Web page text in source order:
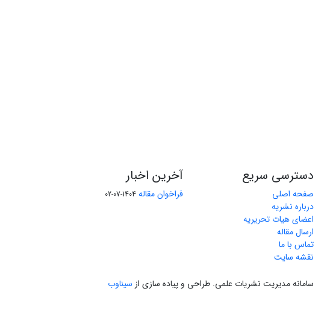
دسترسی سریع
صفحه اصلی
درباره نشریه
اعضای هیات تحریریه
ارسال مقاله
تماس با ما
نقشه سایت
آخرین اخبار
فراخوان مقاله 1404-07-02
سامانه مدیریت نشریات علمی. طراحی و پیاده سازی از سیناوب